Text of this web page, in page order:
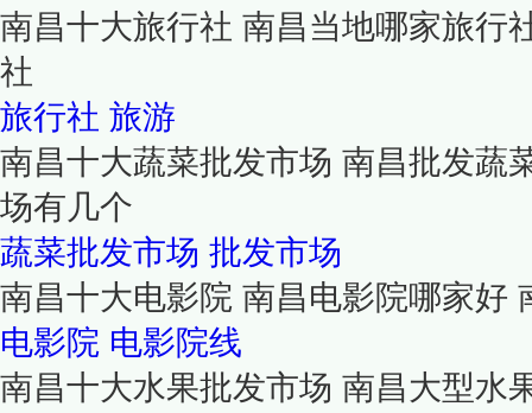
南昌十大旅行社 南昌当地哪家旅行
社
旅行社 旅游
南昌十大蔬菜批发市场 南昌批发蔬
场有几个
蔬菜批发市场 批发市场
南昌十大电影院 南昌电影院哪家好
电影院 电影院线
南昌十大水果批发市场 南昌大型水